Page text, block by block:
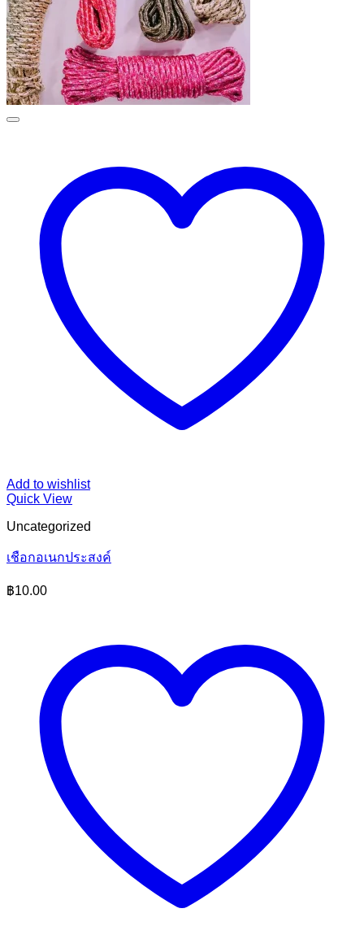
Add to wishlist
Quick View
Uncategorized
เชือกอเนกประสงค์
฿10.00